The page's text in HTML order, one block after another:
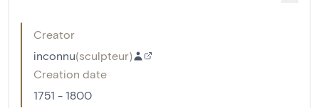
Creator
inconnu(sculpteur)
Creation date
1751 - 1800